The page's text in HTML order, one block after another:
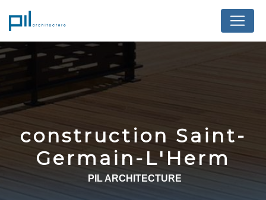
construction Saint-
Germain-L'Herm
PIL ARCHITECTURE